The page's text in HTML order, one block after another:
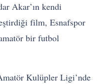
Akar’ın kendi
film, Esnafspor
bir futbol
Kulüpler Ligi’nde